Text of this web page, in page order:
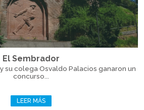
El Sembrador
su colega Osvaldo Palacios ganaron un
concurso...
LEER MÁS